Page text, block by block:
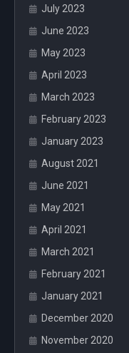
July 2023
June 2023
May 2023
April 2023
March 2023
February 2023
January 2023
August 2021
June 2021
May 2021
April 2021
March 2021
February 2021
January 2021
December 2020
November 2020